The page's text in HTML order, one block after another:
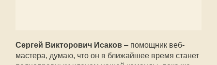
Сергей Викторович Исаков – помощник веб-
мастера, думаю, что он в ближайшее время станет